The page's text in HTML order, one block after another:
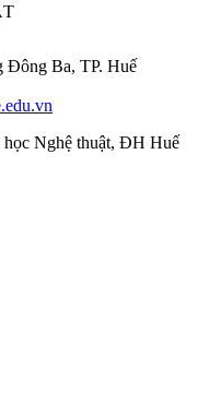
Đông Ba, TP. Huế
Nghệ thuật, ĐH Huế